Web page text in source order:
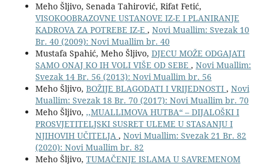
Meho Šljivo, Senada Tahirović, Rifat Fetić,
VISOKOOBRAZOVNE USTANOVE IZ-E I PLANIRANJE
KADROVA ZA POTREBE IZ-E , Novi Muallim: Svezak 10
Br. 40 (2009): Novi Muallim br. 40
Mustafa Spahić, Meho Šljivo, DJECU MOŽE ODGAJATI
SAMO ONAJ KO IH VOLI VIŠE OD SEBE , Novi Muallim:
Svezak 14 Br. 56 (2013): Novi Muallim br. 56
Meho Šljivo, BOŽIJE BLAGODATI I VRIJEDNOSTI , Novi
Muallim: Svezak 18 Br. 70 (2017): Novi Muallim br. 70
Meho Šljivo, ,,MUALLIMOVA HUTBA“ – DIJALOŠKI I
PROSVJETITELJSKI SUSRET ULEME U STASANJU I
NJIHOVIH UČITELJA , Novi Muallim: Svezak 21 Br. 82
(2020): Novi Muallim br. 82
Meho Šljivo, TUMAČENJE ISLAMA U SAVREMENOM